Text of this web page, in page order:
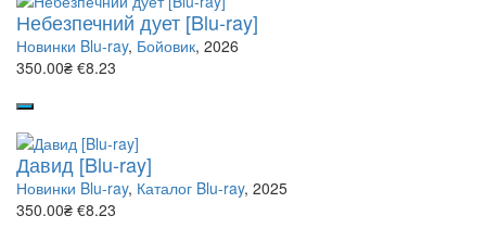
Небезпечний дует [Blu-ray]
Новинки Blu-ray, Бойовик, 2026
350.00₴ €8.23
Давид [Blu-ray]
Новинки Blu-ray, Каталог Blu-ray, 2025
350.00₴ €8.23